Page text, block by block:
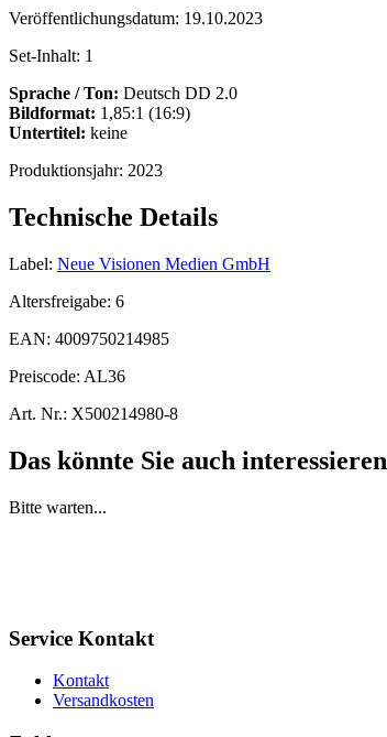
Veröffentlichungsdatum: 19.10.2023
Set-Inhalt: 1
Sprache / Ton: Deutsch DD 2.0
Bildformat: 1,85:1 (16:9)
Untertitel: keine
Produktionsjahr: 2023
Technische Details
Label: Neue Visionen Medien GmbH
Altersfreigabe: 6
EAN: 4009750214985
Preiscode: AL36
Art. Nr.: X500214980-8
Das könnte Sie auch interessieren
Bitte warten...
Service Kontakt
Kontakt
Versandkosten